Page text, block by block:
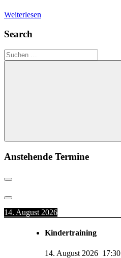
Weiterlesen
Search
Suchen
nach:
Suchen
Anstehende Termine
14. August 2026
Kindertraining
14. August 2026 17:30